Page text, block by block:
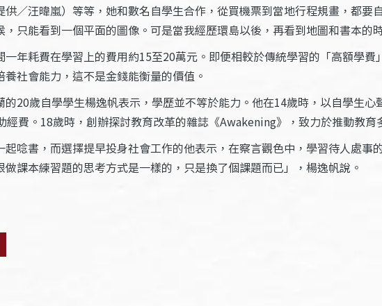
／汪暐嵐）等等，她和數名自學生合作，從買機票到當地行程規畫，都
只能看到一個平面的圖像。可是當我經歷環島以後，再看到地圖和書本的
年耗費在學習上的費用約15至20萬元。即便相較於傳統學習的「高額學
社會能力，這不是金錢能衡量的價值。
20歲自學學生楊逸帆表示，學歷並不等於能力。他在14歲時，以自學生
經費。18歲時，創辦探討教育改革的雜誌《Awakening》，致力於推動教育
起唸書，而選擇提早投身社會工作的他表示，在察言觀色中，學習待人處
課本練習題的思考方式是一樣的，只是換了個課題而已」，楊逸帆說。